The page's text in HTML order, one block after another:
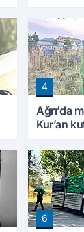
4
Ağrı’da
Kur’an
ilgi
6